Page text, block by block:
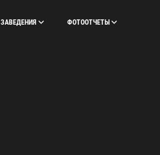
ЗАВЕДЕНИЯ ФОТООТЧЕТЫ